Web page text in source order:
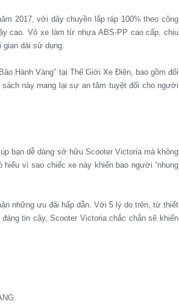
2017, với dây chuyền lắp ráp 100% theo công
cao. Vỏ xe làm từ nhựa ABS-PP cao cấp, chịu
dài sử dụng.
Hành Vàng” tại Thế Giới Xe Điện, bao gồm đổi
này mang lại sự an tâm tuyệt đối cho người
bạn dễ dàng sở hữu Scooter Victoria mà không
vì sao chiếc xe này khiến bao người “nhung
những ưu đãi hấp dẫn. Với 5 lý do trên, từ thiết
tin cậy, Scooter Victoria chắc chắn sẽ khiến